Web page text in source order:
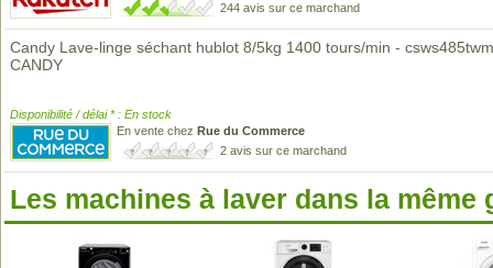
244 avis sur ce marchand
Candy Lave-linge séchant hublot 8/5kg 1400 tours/min -
CANDY
Disponibilité / délai * : En stock
En vente chez Rue du Commerce
2 avis sur ce marchand
Les machines à laver dans la même